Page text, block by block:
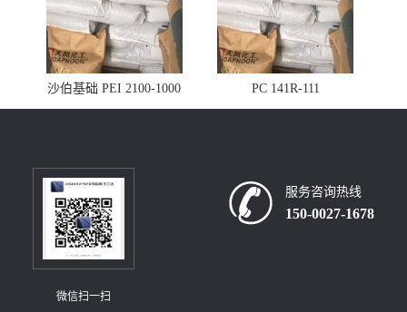
沙伯基础 PEI 2100-1000 PC 141R-111
微信扫一扫
服务咨询热线
150-0027-1678